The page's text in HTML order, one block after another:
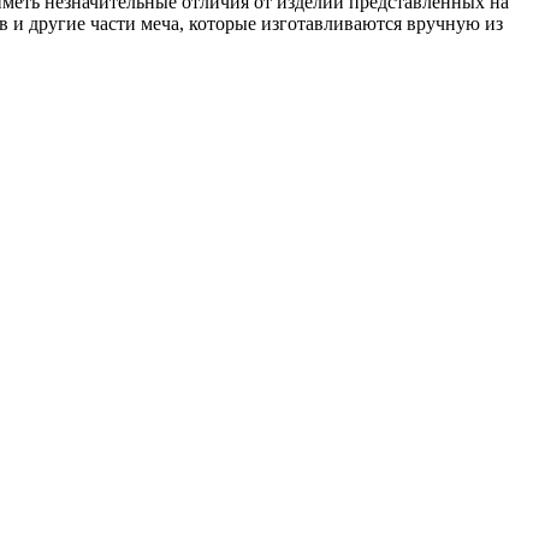
другие части меча, которые изготавливаются вручную из